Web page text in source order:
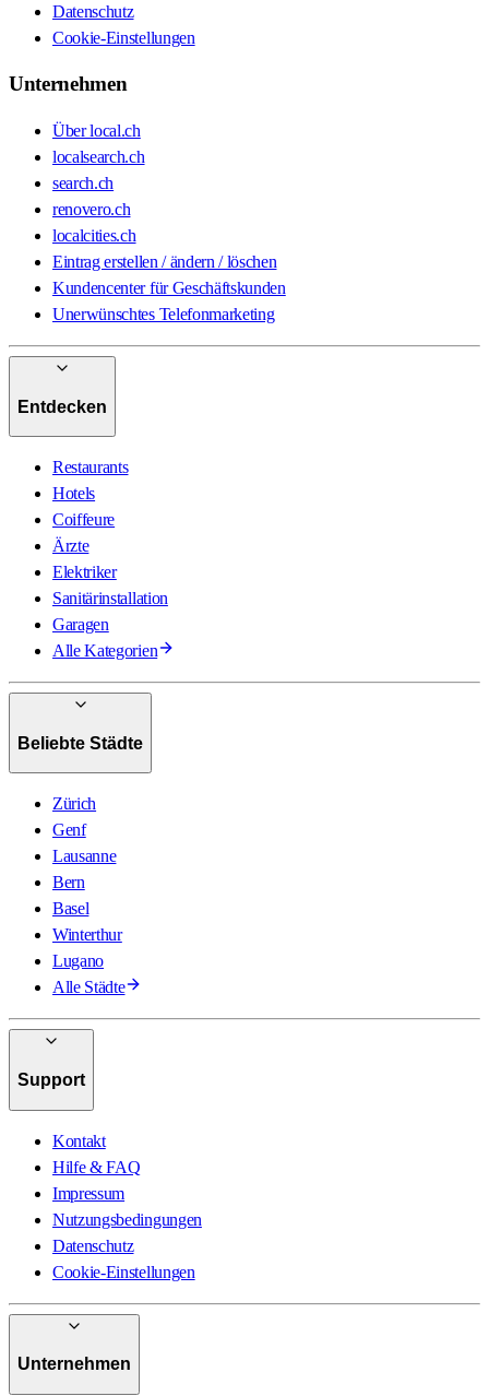
Datenschutz
Cookie-Einstellungen
Unternehmen
Über local.ch
localsearch.ch
search.ch
renovero.ch
localcities.ch
Eintrag erstellen / ändern / löschen
Kundencenter für Geschäftskunden
Unerwünschtes Telefonmarketing
Entdecken
Restaurants
Hotels
Coiffeure
Ärzte
Elektriker
Sanitärinstallation
Garagen
Alle Kategorien
Beliebte Städte
Zürich
Genf
Lausanne
Bern
Basel
Winterthur
Lugano
Alle Städte
Support
Kontakt
Hilfe & FAQ
Impressum
Nutzungsbedingungen
Datenschutz
Cookie-Einstellungen
Unternehmen